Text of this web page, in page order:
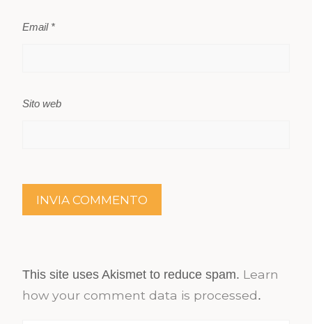
Email *
Sito web
This site uses Akismet to reduce spam. Learn
how your comment data is processed.